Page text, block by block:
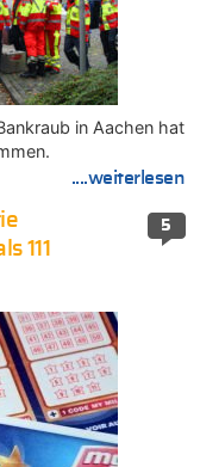
in Aachen hat
....weiterlesen
5
111